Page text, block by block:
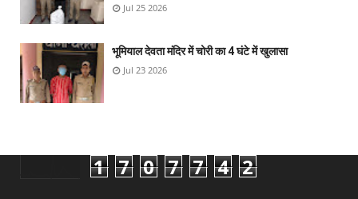
Jul 25 2026
भूमियाल देवता मंदिर में चोरी का 4 घंटे में खुलासा
Jul 23 2026
1 7 0 7 7 4 2